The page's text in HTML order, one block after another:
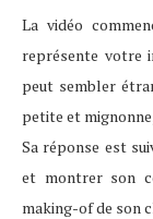
La vidéo
représente votre
peut sembler
petite et
Sa réponse est
et montrer son
making-of de son